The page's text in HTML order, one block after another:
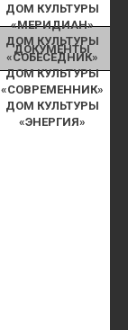
ДОМ КУЛЬТУРЫ
«МЕРИДИАН»
ДОМ КУЛЬТУРЫ
«СОБЕСЕДНИК»
ДОМ КУЛЬТУРЫ
«СОВРЕМЕННИК»
ДОМ КУЛЬТУРЫ
«ЭНЕРГИЯ»
ДОКУМЕНТЫ